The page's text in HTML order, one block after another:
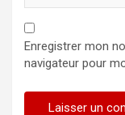
Enregistrer mon
navigateur pour